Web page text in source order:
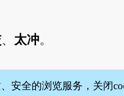
、 太冲。
安全的浏览服务，关闭